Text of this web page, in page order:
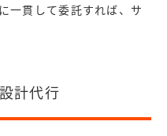
一貫して委託すれば、サ
計代行